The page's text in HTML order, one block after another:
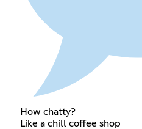
How chatty?
Like a chill coffee shop